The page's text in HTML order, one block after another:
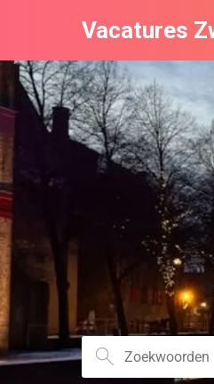
Vacatures